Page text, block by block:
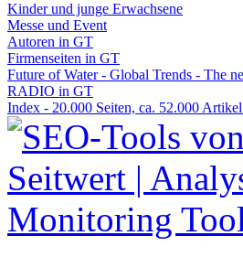
Kinder und junge Erwachsene
Messe und Event
Autoren in GT
Firmenseiten in GT
Future of Water - Global Trends - The
RADIO in GT
Index - 20.000 Seiten, ca. 52.000